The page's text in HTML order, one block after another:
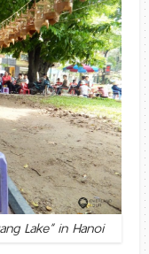
Lake“ in Hanoi